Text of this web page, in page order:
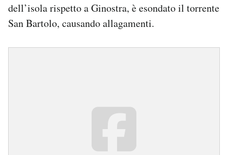
dell’isola rispetto a Ginostra, è esondato il torrente
San Bartolo, causando allagamenti.